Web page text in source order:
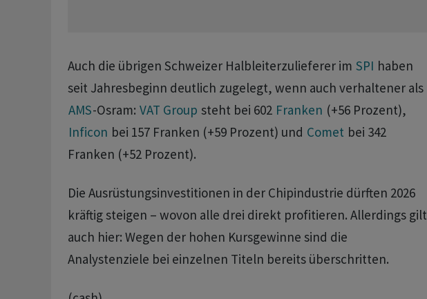
Auch die übrigen Schweizer Halbleiterzulieferer im SPI haben
seit Jahresbeginn deutlich zugelegt, wenn auch verhaltener als
AMS-Osram: VAT Group steht bei 602 Franken (+56 Prozent),
Inficon bei 157 Franken (+59 Prozent) und Comet bei 342
Franken (+52 Prozent).
Die Ausrüstungsinvestitionen in der Chipindustrie dürften 2026
kräftig steigen – wovon alle drei direkt profitieren. Allerdings gilt
auch hier: Wegen der hohen Kursgewinne sind die
Analystenziele bei einzelnen Titeln bereits überschritten.